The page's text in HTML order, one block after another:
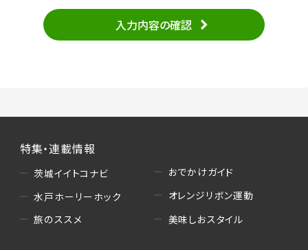
せの内容確認、返答
・当サービスの品質改善
・読者プレゼント、アンケート等、当サービスが実
施するキャンペーンの抽選、当選者への連絡及
び発送 ・ユーザーの趣向や属性情報等の分析
（5）広告主への問い合わせ・応募等への対応
入力内容の確認
特集・連載情報
茨城イイトコナビ
水戸ホーリーホック
旅のススメ
おでかけガイド
オレンジリボン運動
美味しおスタイル